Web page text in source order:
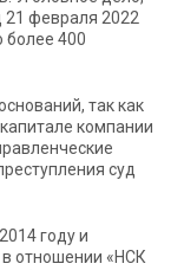
21 февраля 2022
более 400
так как
компании
суд
году и
в отношении «НСК